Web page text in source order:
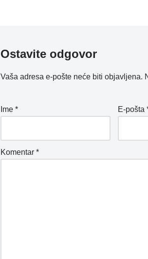
Ostavite odgovor
Vaša adresa e-pošte neće biti objavljena.
Ime * E-pošta
Komentar *